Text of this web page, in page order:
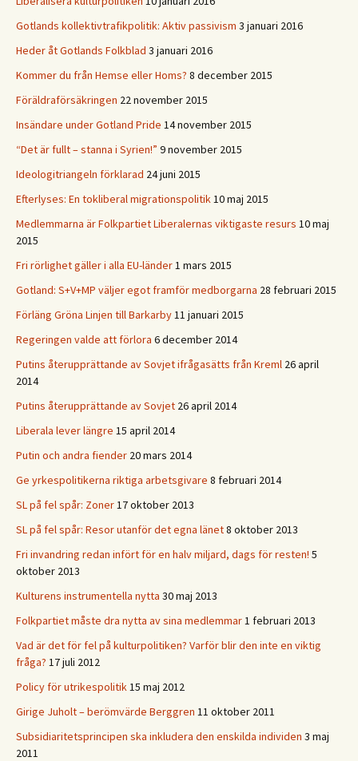
Gotlands kollektivtrafikpolitik: Aktiv passivism 3 januari 2016
Heder åt Gotlands Folkblad 3 januari 2016
Kommer du från Hemse eller Homs? 8 december 2015
Föräldraförsäkringen 22 november 2015
Insändare under Gotland Pride 14 november 2015
“Det är fullt – stanna i Syrien!” 9 november 2015
Ideologitriangeln förklarad 24 juni 2015
Efterlyses: En tokliberal migrationspolitik10 maj 2015
Medlemmarna är Folkpartiet Liberalernas viktigaste resurs 10 maj
2015
Fri rörlighet gäller i alla EU-länder1 mars 2015
Gotland: S+V+MP väljer egot framför medborgarna 28 februari 2015
Förläng Gröna Linjen till Barkarby11 januari 2015
Regeringen valde att förlora 6 december 2014
Putins återupprättande av Sovjet ifrågasätts från Kreml 26 april
2014
Putins återupprättande av Sovjet 26 april 2014
Liberala lever längre 15 april 2014
Putin och andra fiender 20 mars 2014
Ge yrkespolitikerna riktiga arbetsgivare 8 februari 2014
SL på fel spår: Zoner17 oktober 2013
SL på fel spår: Resor utanför det egna länet8 oktober 2013
Fri invandring redan infört för en halv miljard, dags för resten! 5
oktober 2013
Kulturens instrumentella nytta 30 maj 2013
Folkpartiet måste dra nytta av sina medlemmar1 februari 2013
Vad är det för fel på kulturpolitiken? Varför blir den inte en viktig
fråga? 17 juli 2012
Policy för utrikespolitik15 maj 2012
Girige Juholt – berömvärde Berggren 11 oktober 2011
Subsidiaritetsprincipen ska inkludera den enskilda individen 3 maj
2011